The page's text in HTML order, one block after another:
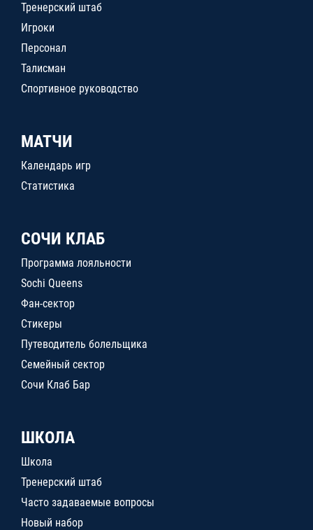
Тренерский штаб
Игроки
Персонал
Талисман
Спортивное руководство
МАТЧИ
Календарь игр
Статистика
СОЧИ КЛАБ
Программа лояльности
Sochi Queens
Фан-сектор
Стикеры
Путеводитель болельщика
Семейный сектор
Сочи Клаб Бар
ШКОЛА
Школа
Тренерский штаб
Часто задаваемые вопросы
Новый набор